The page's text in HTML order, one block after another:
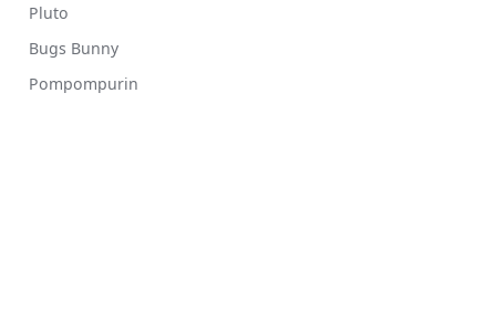
Pluto
Bugs Bunny
Pompompurin